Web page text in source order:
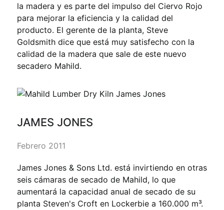
la madera y es parte del impulso del Ciervo Rojo
para mejorar la eficiencia y la calidad del
producto. El gerente de la planta, Steve
Goldsmith dice que está muy satisfecho con la
calidad de la madera que sale de este nuevo
secadero Mahild.
JAMES JONES
Febrero 2011
James Jones & Sons Ltd. está invirtiendo en otras
seis cámaras de secado de Mahild, lo que
aumentará la capacidad anual de secado de su
planta Steven's Croft en Lockerbie a 160.000 m³.